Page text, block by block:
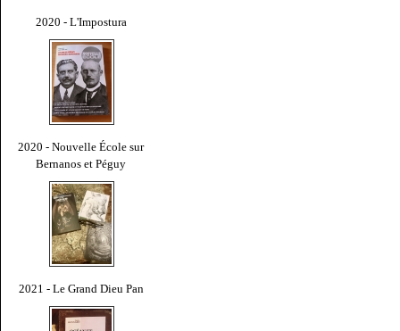
2020 - L'Impostura
2020 - Nouvelle École sur
Bernanos et Péguy
2021 - Le Grand Dieu Pan